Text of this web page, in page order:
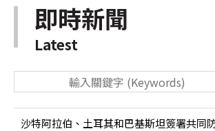
即時新聞
Latest
沙特阿拉伯、土耳其和巴基斯坦簽署共同